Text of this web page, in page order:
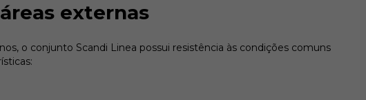
externas
o conjunto Scandi Linea possui resistência às condições comuns